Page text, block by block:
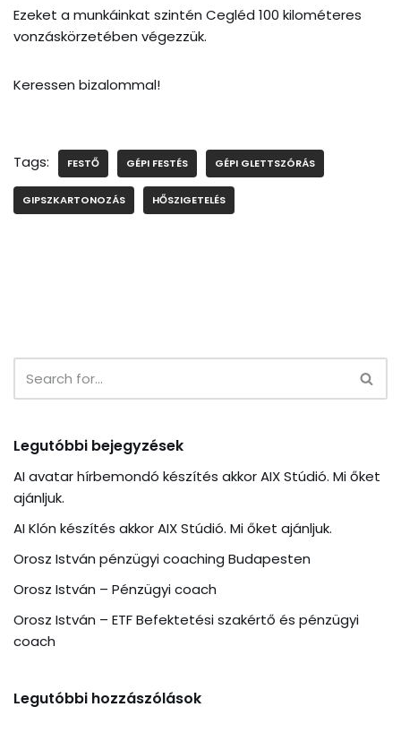
Ezeket a munkáinkat szintén Cegléd 100 kilométeres
vonzáskörzetében végezzük.
Keressen bizalommal!
Tags: FESTŐ GÉPI FESTÉS GÉPI GLETTSZÓRÁS
GIPSZKARTONOZÁS HŐSZIGETELÉS
Legutóbbi bejegyzések
AI avatar hírbemondó készítés akkor AIX Stúdió. Mi őket
ajánljuk.
AI Klón készítés akkor AIX Stúdió. Mi őket ajánljuk.
Orosz István pénzügyi coaching Budapesten
Orosz István – Pénzügyi coach
Orosz István – ETF Befektetési szakértő és pénzügyi
coach
Legutóbbi hozzászólások